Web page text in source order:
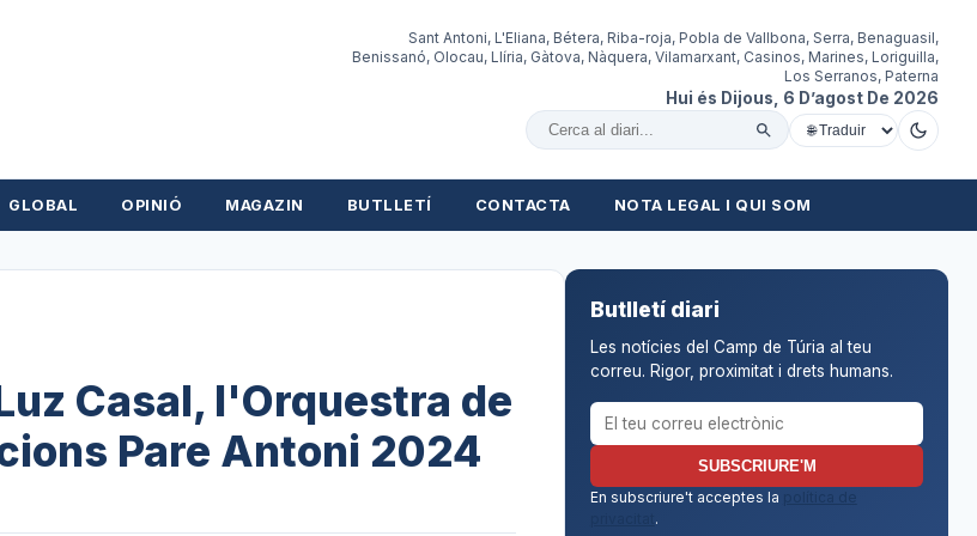
Sant Antoni, L'Eliana, Bétera, Riba-roja, Pobla de Vallbona, Serra, Benaguasil,
Benissanó, Olocau, Llíria, Gàtova, Nàquera, Vilamarxant, Casinos, Marines, Loriguilla,
Los Serranos, Paterna
Hui és Dijous, 6 D’agost De 2026
Cercar al diari
GLOBAL OPINIÓ MAGAZIN BUTLLETÍ CONTACTA NOTA LEGAL I QUI SOM
Casal, l'Orquestra de
Pare Antoni 2024
Butlletí diari
Les notícies del Camp de Túria al teu
correu. Rigor, proximitat i drets humans.
Correu electrònic per al butlletí
SUBSCRIURE'M
En subscriure't acceptes la
política de
.